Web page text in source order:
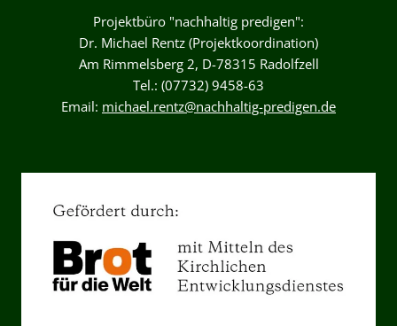
Projektbüro "nachhaltig predigen":
Dr. Michael Rentz (Projektkoordination)
Am Rimmelsberg 2, D-78315 Radolfzell
Tel.: (07732) 9458-63
Email: michael.rentz@nachhaltig-predigen.de